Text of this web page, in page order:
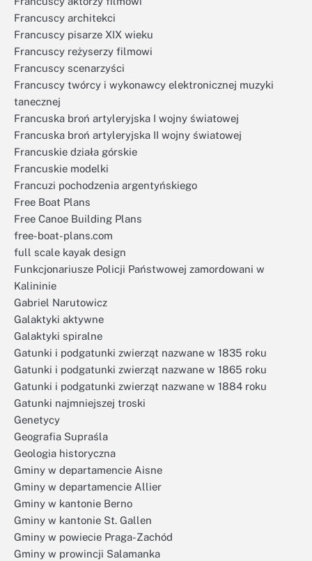
Francuscy architekci
Francuscy pisarze XIX wieku
Francuscy reżyserzy filmowi
Francuscy scenarzyści
Francuscy twórcy i wykonawcy elektronicznej muzyki
tanecznej
Francuska broń artyleryjska I wojny światowej
Francuska broń artyleryjska II wojny światowej
Francuskie działa górskie
Francuskie modelki
Francuzi pochodzenia argentyńskiego
Free Boat Plans
Free Canoe Building Plans
free-boat-plans.com
full scale kayak design
Funkcjonariusze Policji Państwowej zamordowani w
Kalininie
Gabriel Narutowicz
Galaktyki aktywne
Galaktyki spiralne
Gatunki i podgatunki zwierząt nazwane w 1835 roku
Gatunki i podgatunki zwierząt nazwane w 1865 roku
Gatunki i podgatunki zwierząt nazwane w 1884 roku
Gatunki najmniejszej troski
Genetycy
Geografia Supraśla
Geologia historyczna
Gminy w departamencie Aisne
Gminy w departamencie Allier
Gminy w kantonie Berno
Gminy w kantonie St. Gallen
Gminy w powiecie Praga-Zachód
Gminy w prowincji Salamanka